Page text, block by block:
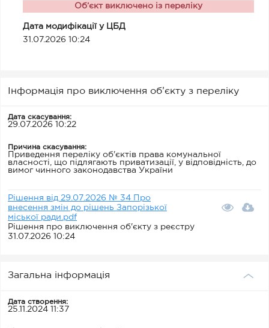
Об’єкт виключено із переліку
Дата модифікації у ЦБД
31.07.2026 10:24
Інформація про виключення об’єкту з переліку
Дата скасування:
29.07.2026 10:22
Причина скасування:
Приведення переліку об'єктів права комунальної
власності, що підлягають приватизації, у відповідність, до
вимог чинного законодавства України
Рішення від 29.07.2026 № 34 Про
внесення змін до рішень Запорізької
міської ради.pdf
Рішення про виключення об'єкту з реєстру
31.07.2026 10:24
Загальна інформація
Дата створення:
25.11.2024 11:37